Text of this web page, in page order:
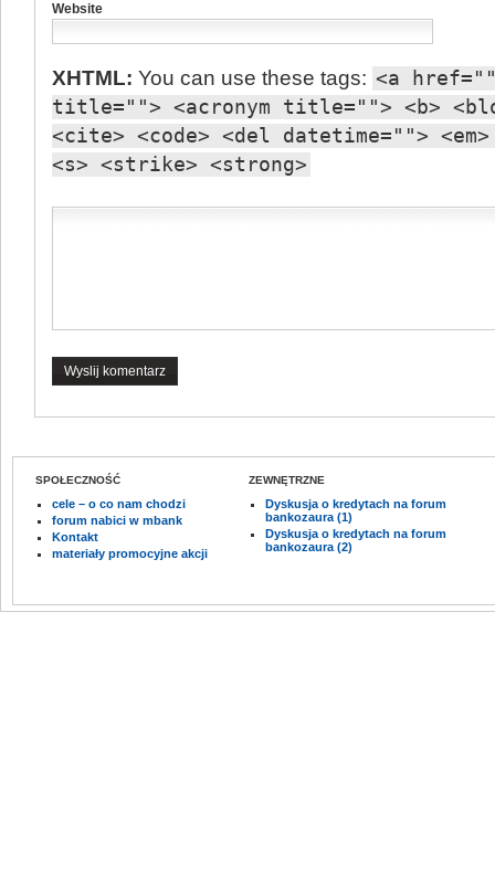
Website
XHTML: You can use these tags: <a
title=""> <acronym title=""> <b>
<cite> <code> <del datetime="">
<s> <strike> <strong>
SPOŁECZNOŚĆ
cele – o co nam chodzi
forum nabici w mbank
Kontakt
materiały promocyjne akcji
ZEWNĘTRZNE
Dyskusja o kredytach na forum
bankozaura (1)
Dyskusja o kredytach na forum
bankozaura (2)